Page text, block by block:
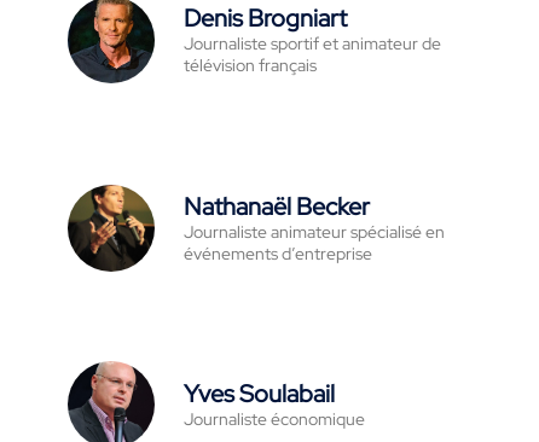
Denis Brogniart
Journaliste sportif et animateur de
télévision français
Nathanaël Becker
Journaliste animateur spécialisé en
événements d’entreprise
Yves Soulabail
Journaliste économique